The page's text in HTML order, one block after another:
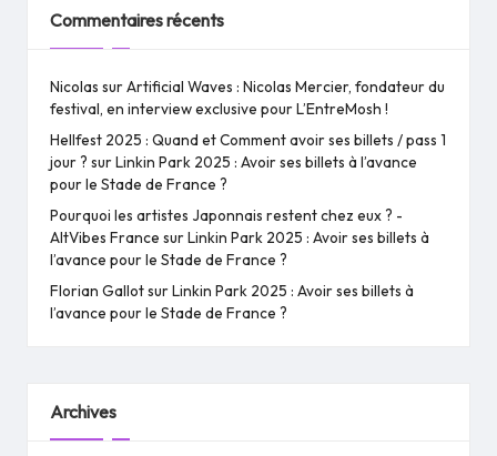
Commentaires récents
Nicolas surArtificial Waves : Nicolas Mercier, fondateur du
festival, en interview exclusive pour L’EntreMosh !
Hellfest 2025 : Quand et Comment avoir ses billets / pass 1
jour ? surLinkin Park 2025 : Avoir ses billets à l’avance
pour le Stade de France ?
Pourquoi les artistes Japonnais restent chez eux ? -
AltVibes France surLinkin Park 2025 : Avoir ses billets à
l’avance pour le Stade de France ?
Florian GallotsurLinkin Park 2025 : Avoir ses billets à
l’avance pour le Stade de France ?
Archives